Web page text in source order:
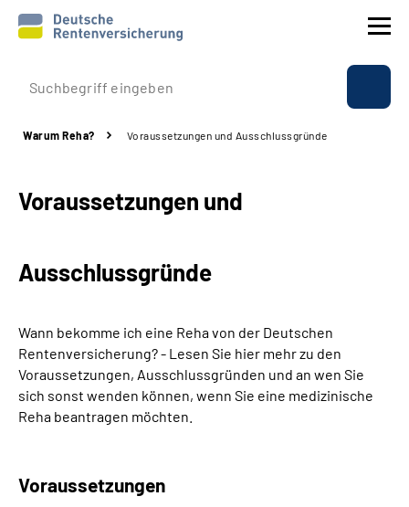
Prävention
Rente
Über uns & Presse
Online-Services
Warum Reha? Voraussetzungen und Ausschlussgründe
Voraussetzungen und
Ausschlussgründe
Wann bekomme ich eine Reha von der Deutschen
Rentenversicherung? - Lesen Sie hier mehr zu den
Voraussetzungen, Ausschlussgründen und an wen Sie
sich sonst wenden können, wenn Sie eine medizinische
Reha beantragen möchten.
Voraussetzungen